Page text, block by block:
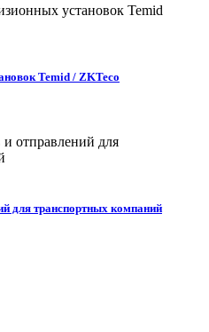
Temid / ZKTeco
для транспортных компаний